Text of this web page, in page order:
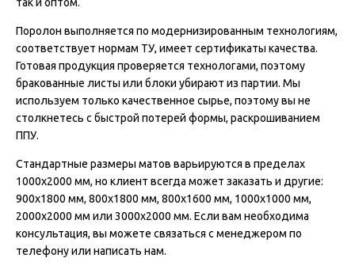
Поролон выполняется по модернизированным технологиям,
соответствует нормам ТУ, имеет сертификаты качества.
Готовая продукция проверяется технологами, поэтому
бракованные листы или блоки убирают из партии. Мы
используем только качественное сырье, поэтому вы не
столкнетесь с быстрой потерей формы, раскрошиванием
ППУ.
Стандартные размеры матов варьируются в пределах
1000x2000 мм, но клиент всегда может заказать и другие:
900x1800 мм, 800x1800 мм, 800x1600 мм, 1000x1000 мм,
2000x2000 мм или 3000x2000 мм. Если вам необходима
консультация, вы можете связаться с менеджером по
телефону или написать нам.